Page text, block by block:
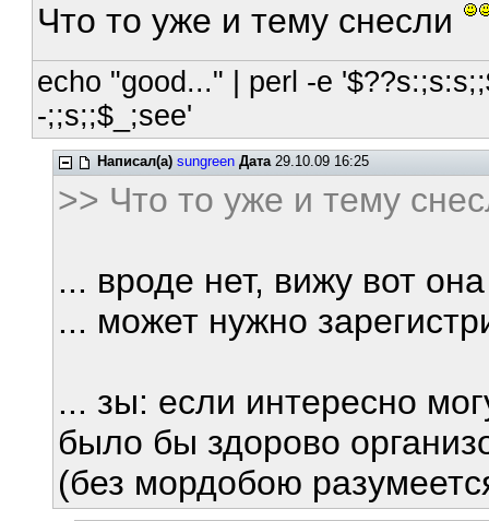
Что то уже и тему снесли
echo "good..." | perl -e
-;;s;;$_;see'
Написал(а) sungreen Дата29.10.09 16:25
>> Что то уже и тему
... вроде нет, вижу вот
... может нужно
... зы: если интересно
было бы здорово
(без мордобою